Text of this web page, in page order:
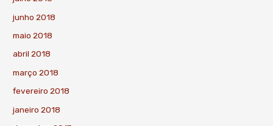
junho 2018
maio 2018
abril 2018
março 2018
fevereiro 2018
janeiro 2018